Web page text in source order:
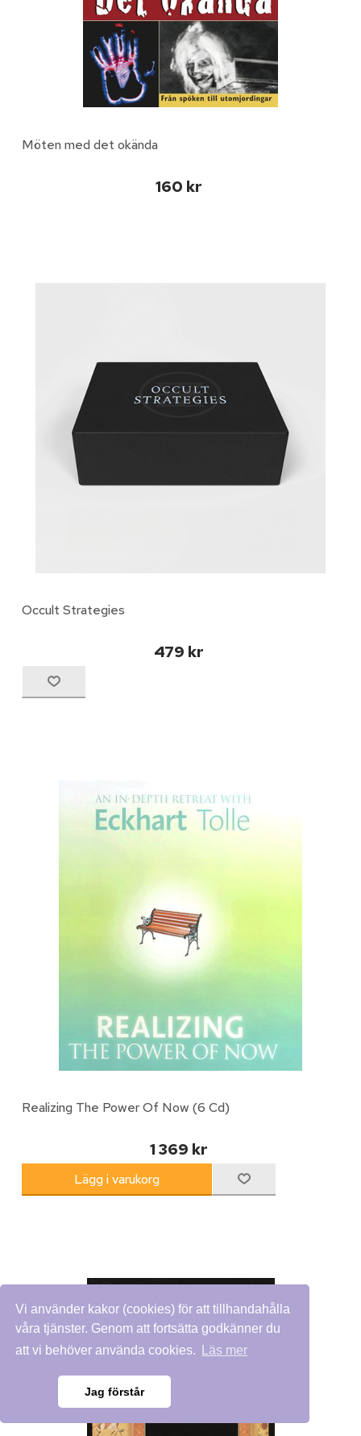
Vi använder kakor (cookies) för att tillhandahålla
våra tjänster. Genom att fortsätta godkänner du
att vi behöver använda cookies.
Läs mer
Jag förstår
Möten med det okända
160 kr
Occult Strategies
479 kr
Realizing The Power Of Now (6 Cd)
1 369 kr